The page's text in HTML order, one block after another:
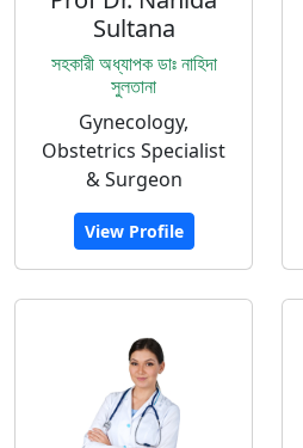
Sultana
সহকারী অধ্যাপক ডাঃ নাহিদা
সুলতানা
Gynecology,
Obstetrics Specialist
& Surgeon
View Profile